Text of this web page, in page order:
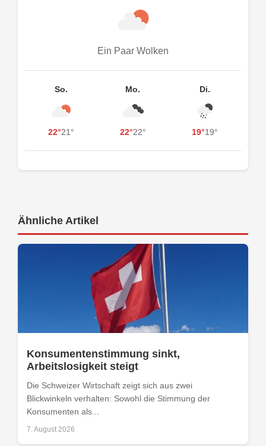
Ein Paar Wolken
So.
22°21°
Mo.
22°22°
Di.
19°19°
Ähnliche Artikel
Konsumentenstimmung sinkt,
Arbeitslosigkeit steigt
Die Schweizer Wirtschaft zeigt sich aus zwei
Blickwinkeln verhalten: Sowohl die Stimmung der
Konsumenten als...
7. August 2026